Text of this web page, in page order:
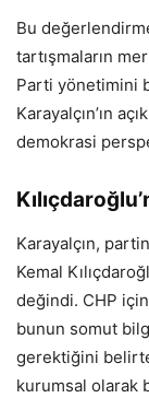
Bu
tartışmaların
Parti yönetimini
Karayalçın’ın
demokrasi
Karayalçın,
Kemal
değindi. CHP
bunun somut
gerektiğini
kurumsal olarak